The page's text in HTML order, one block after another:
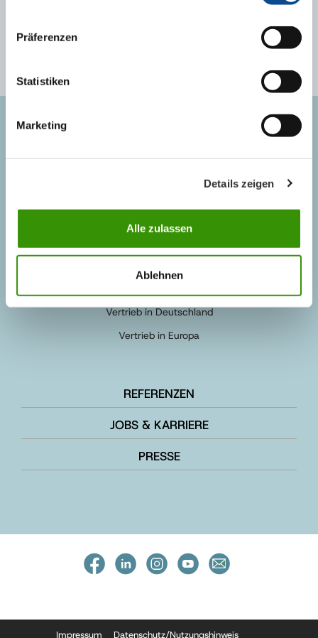
Präferenzen
Statistiken
Marketing
Details zeigen
Alle zulassen
Ablehnen
ANSPRECHPARTNER
Vertrieb in Deutschland
Vertrieb in Europa
REFERENZEN
JOBS & KARRIERE
PRESSE
Impressum Datenschutz/Nutzungshinweis